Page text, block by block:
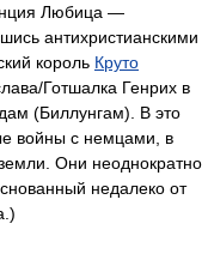
Любица —
антихристианскими
король Круто
Готшалка Генрих в
(Биллунгам). В это
войны с немцами, в
Они неоднократно
недалеко от